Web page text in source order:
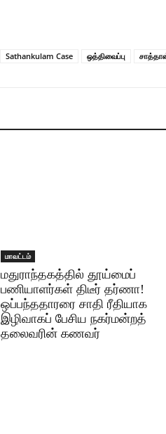
Sathankulam Case ஒத்திவைப்பு
மாவட்டம்
மதுராந்தகத்தில் தூய்மைப்
பணியாளர்கள் திடீர் தர்ணா!
ஒப்பந்ததாரரை சாதி ரீதியாக
இழிவாகப் பேசிய நகர்மன்றத்
தலைவரின் கணவர்